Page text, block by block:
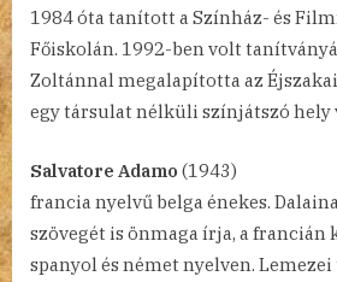
1984 óta tanított a Színház- és
Főiskolán. 1992-ben volt
Zoltánnal megalapította az
egy társulat nélküli színjátszó hely
Salvatore Adamo (1943)
francia nyelvű belga énekes.
szövegét is önmaga írja, a francián
spanyol és német nyelven.